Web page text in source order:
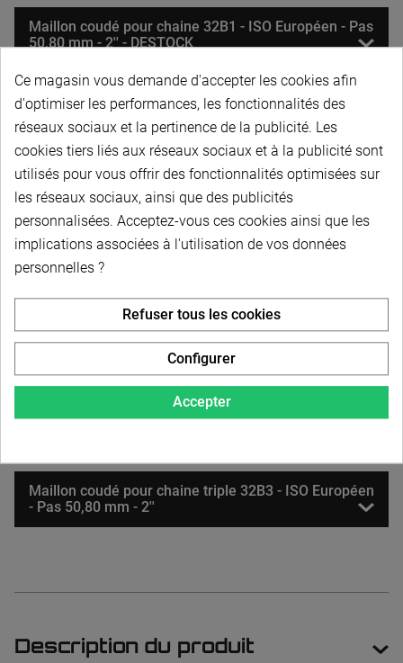
Maillon coudé pour chaine 32B1 - ISO Européen - Pas
50,80 mm - 2'' - DESTOCK
Rouleau de 5 mètres de chaine double 32B2 - ISO
Européen - Pas 50,80 mm - 2"
Attache rapide pour chaine double 32B2 - ISO
Européen - Pas 50,80 mm - 2"
Maillon coudé pour chaine double 32B2 - ISO
Européen - Pas 50,80 mm - 2''
Rouleau de 5 mètres de chaine triple 32B3 - ISO
Européen - Pas 50,80 mm - 2"
Attache rapide pour chaine triple 32B3 - ISO
Maillon coudé pour chaine triple 32B3 - ISO Européen
- Pas 50,80 mm - 2''
Description du produit
Ce magasin vous demande d'accepter les cookies afin
d'optimiser les performances, les fonctionnalités des
réseaux sociaux et la pertinence de la publicité. Les
cookies tiers liés aux réseaux sociaux et à la publicité sont
utilisés pour vous offrir des fonctionnalités optimisées sur
les réseaux sociaux, ainsi que des publicités
personnalisées. Acceptez-vous ces cookies ainsi que les
implications associées à l'utilisation de vos données
personnelles ?
Accepter
Refuser tous les cookies
Configurer